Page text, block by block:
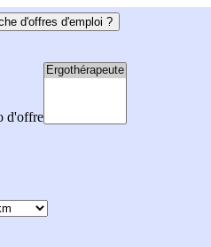
d'offres d'emploi ?
d'offre